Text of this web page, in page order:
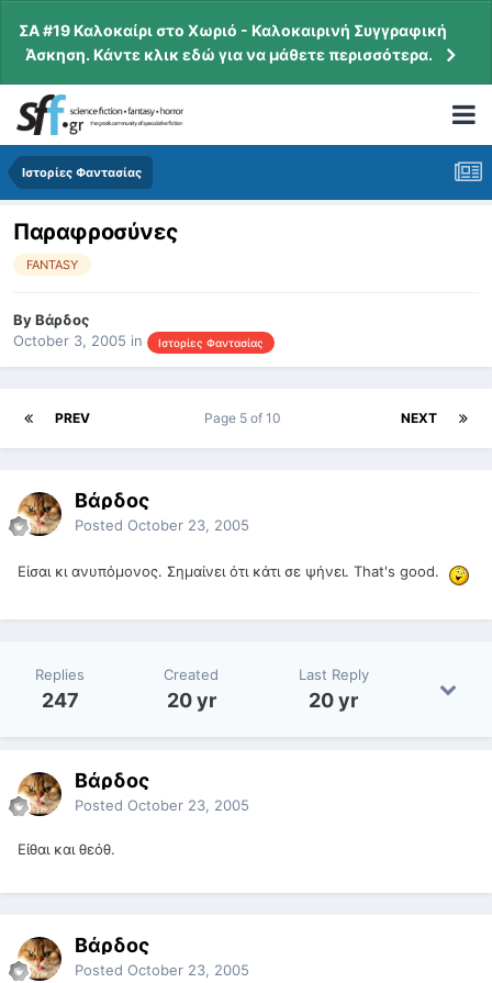
ΣΑ #19 Καλοκαίρι στο Χωριό - Καλοκαιρινή Συγγραφική
Άσκηση. Κάντε κλικ εδώ για να μάθετε περισσότερα.
Ιστορίες Φαντασίας
Παραφροσύνες
FANTASY
ByΒάρδος
October 3, 2005 in Ιστορίες Φαντασίας
PREV NEXT
Page 5 of 10
Βάρδος
Posted October 23, 2005
Είσαι κι ανυπόμονος. Σημαίνει ότι κάτι σε ψήνει. That's good.
Replies
247
Created
20 yr
Last Reply
20 yr
Βάρδος
Posted October 23, 2005
Είθαι και θεόθ.
Βάρδος
Posted October 23, 2005